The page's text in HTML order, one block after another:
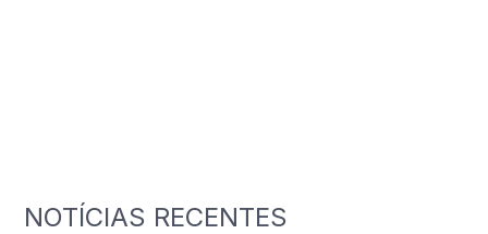
NOTÍCIAS RECENTES